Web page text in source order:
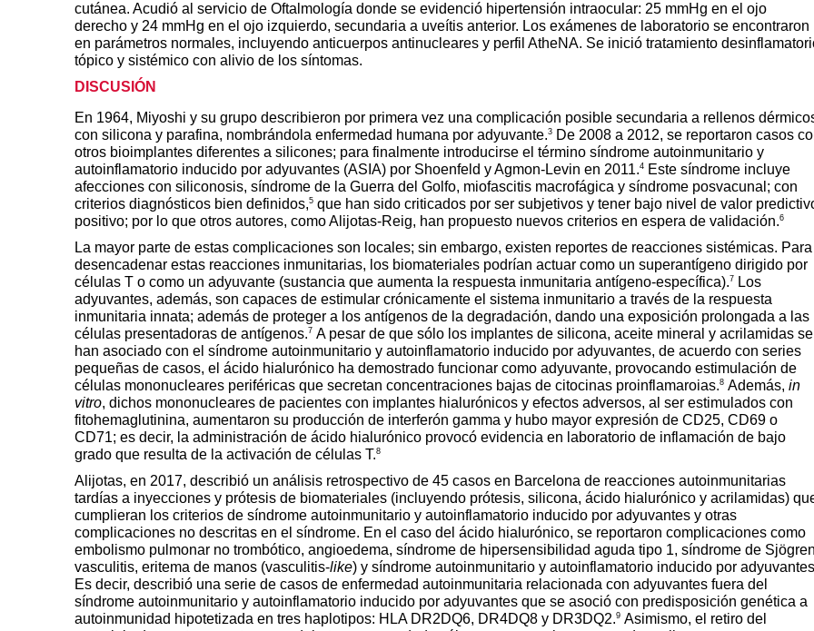
cutánea. Acudió al servicio de Oftalmología donde se evidenció hipertensión intraocular: 25 mmHg en el ojo
derecho y 24 mmHg en el ojo izquierdo, secundaria a uveítis anterior. Los exámenes de laboratorio se encontraron
en parámetros normales, incluyendo anticuerpos antinucleares y perfil AtheNA. Se inició tratamiento
tópico y sistémico con alivio de los síntomas.
DISCUSIÓN
En 1964, Miyoshi y su grupo describieron por primera vez una complicación posible secundaria a rellenos
con silicona y parafina, nombrándola enfermedad humana por adyuvante.3 De 2008 a 2012, se reportaron casos
otros bioimplantes diferentes a silicones; para finalmente introducirse el término síndrome autoinmunitario y
autoinflamatorio inducido por adyuvantes (ASIA) por Shoenfeld y Agmon-Levin en 2011.4 Este síndrome incluye
afecciones con siliconosis, síndrome de la Guerra del Golfo, miofascitis macrofágica y síndrome posvacunal; con
criterios diagnósticos bien definidos,5 que han sido criticados por ser subjetivos y tener bajo nivel de valor
positivo; por lo que otros autores, como Alijotas-Reig, han propuesto nuevos criterios en espera de validación.6
La mayor parte de estas complicaciones son locales; sin embargo, existen reportes de reacciones sistémicas. Para
desencadenar estas reacciones inmunitarias, los biomateriales podrían actuar como un superantígeno dirigido por
células T o como un adyuvante (sustancia que aumenta la respuesta inmunitaria antígeno-específica).7
Los
adyuvantes, además, son capaces de estimular crónicamente el sistema inmunitario a través de la respuesta
inmunitaria innata; además de proteger a los antígenos de la degradación, dando una exposición prolongada a las
células presentadoras de antígenos.7 A pesar de que sólo los implantes de silicona, aceite mineral y acrilamidas se
han asociado con el síndrome autoinmunitario y autoinflamatorio inducido por adyuvantes, de acuerdo con series
pequeñas de casos, el ácido hialurónico ha demostrado funcionar como adyuvante, provocando estimulación de
células mononucleares periféricas que secretan concentraciones bajas de citocinas proinflamaroias.8 Además, in
vitro, dichos mononucleares de pacientes con implantes hialurónicos y efectos adversos, al ser estimulados con
fitohemaglutinina, aumentaron su producción de interferón gamma y hubo mayor expresión de CD25, CD69 o
CD71; es decir, la administración de ácido hialurónico provocó evidencia en laboratorio de inflamación de bajo
grado que resulta de la activación de células T.8
Alijotas, en 2017, describió un análisis retrospectivo de 45 casos en Barcelona de reacciones autoinmunitarias
tardías a inyecciones y prótesis de biomateriales (incluyendo prótesis, silicona, ácido hialurónico y acrilamidas)
cumplieran los criterios de síndrome autoinmunitario y autoinflamatorio inducido por adyuvantes y otras
complicaciones no descritas en el síndrome. En el caso del ácido hialurónico, se reportaron complicaciones como
embolismo pulmonar no trombótico, angioedema, síndrome de hipersensibilidad aguda tipo 1, síndrome de
vasculitis, eritema de manos (vasculitis-like) y síndrome autoinmunitario y autoinflamatorio inducido por
Es decir, describió una serie de casos de enfermedad autoinmunitaria relacionada con adyuvantes fuera del
síndrome autoinmunitario y autoinflamatorio inducido por adyuvantes que se asoció con predisposición genética a
autoinmunidad hipotetizada en tres haplotipos: HLA DR2DQ6, DR4DQ8 y DR3DQ2.9 Asimismo, el retiro del